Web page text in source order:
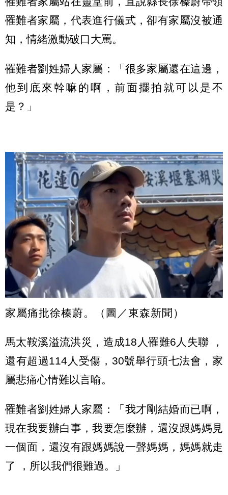
罹難者家屬，代表進行儀式，卻有家屬沒被通
知，情緒激動破口大罵。
罹難者劉姓婦人家屬：「很多家屬還在這邊，
他到底來幹嘛的啊，前面擺拍就可以是不
是？」
家屬痛批徐榛蔚。（圖／東森新聞）
馬太鞍溪溢流洪災，造成18人罹難6人失聯 ，
還有超過114人受傷，30號舉行頭七法會，家
屬悲痛心情難以言喻。
罹難者劉姓婦人家屬：「我才剛結婚而已啊，
現在我要辦白事，我要怎麼辦，還沒跟媽媽見
一個面，還沒有跟媽媽說一聲媽媽，媽媽就走
了 ，所以我們很難過。」